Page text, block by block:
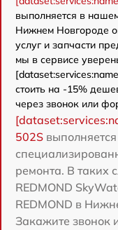
выполняется в
Нижнем Новгороде
услуг и запчасти
мы в сервисе
стоить на -15%
через звонок или
502S
ремонта. В таких
REDMOND
REDMOND в
Закажите звонок